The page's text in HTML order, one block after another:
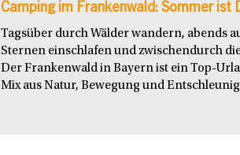
Camping im Frankenwald: Sommer ist
Tagsüber durch Wälder wandern, abends
Sternen einschlafen und zwischendurch
Der Frankenwald in Bayern ist ein Top-
Mix aus Natur, Bewegung und